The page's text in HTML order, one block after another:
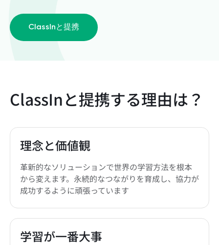
ClassInと提携
ClassInと提携する理由は？
理念と価値観
革新的なソリューションで世界の学習方法を根本
から変えます。永続的なつながりを育成し、協力が
成功するように頑張っています
学習が一番大事